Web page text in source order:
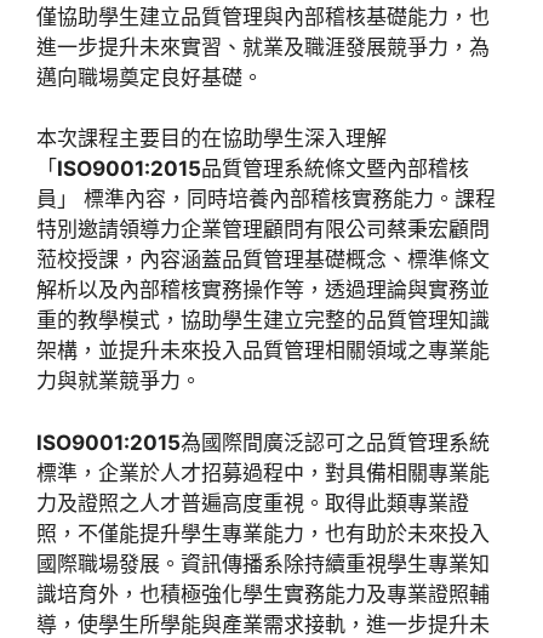
僅協助學生建立品質管理與內部稽核基礎能力，也
進一步提升未來實習、就業及職涯發展競爭力，為
邁向職場奠定良好基礎。
本次課程主要目的在協助學生深入理解
「 ISO9001:2015品質管理系統條文暨內部稽核
員」 標準內容，同時培養內部稽核實務能力。課程
特別邀請領導力企業管理顧問有限公司蔡秉宏顧問
蒞校授課，內容涵蓋品質管理基礎概念、標準條文
解析以及內部稽核實務操作等，透過理論與實務並
重的教學模式，協助學生建立完整的品質管理知識
架構，並提升未來投入品質管理相關領域之專業能
力與就業競爭力。
ISO9001:2015為國際間廣泛認可之品質管理系統
標準，企業於人才招募過程中，對具備相關專業能
力及證照之人才普遍高度重視。取得此類專業證
照，不僅能提升學生專業能力，也有助於未來投入
國際職場發展。資訊傳播系除持續重視學生專業知
識培育外，也積極強化學生實務能力及專業證照輔
導，使學生所學能與產業需求接軌，進一步提升未